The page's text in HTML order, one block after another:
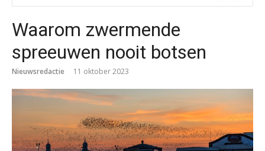
Waarom zwermende
spreeuwen nooit botsen
Nieuwsredactie 11 oktober 2023